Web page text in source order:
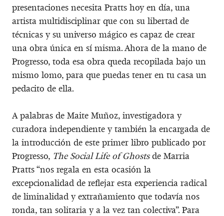
presentaciones necesita Pratts hoy en día, una
artista multidisciplinar que con su libertad de
técnicas y su universo mágico es capaz de crear
una obra única en sí misma. Ahora de la mano de
Progresso, toda esa obra queda recopilada bajo un
mismo lomo, para que puedas tener en tu casa un
pedacito de ella.
A palabras de Maite Muñoz, investigadora y
curadora independiente y también la encargada de
la introducción de este primer libro publicado por
Progresso, The Social Life of Ghostsde Marria
Pratts “nos regala en esta ocasión la
excepcionalidad de reﬂejar esta experiencia radical
de liminalidad y extrañamiento que todavía nos
ronda, tan solitaria y a la vez tan colectiva”. Para